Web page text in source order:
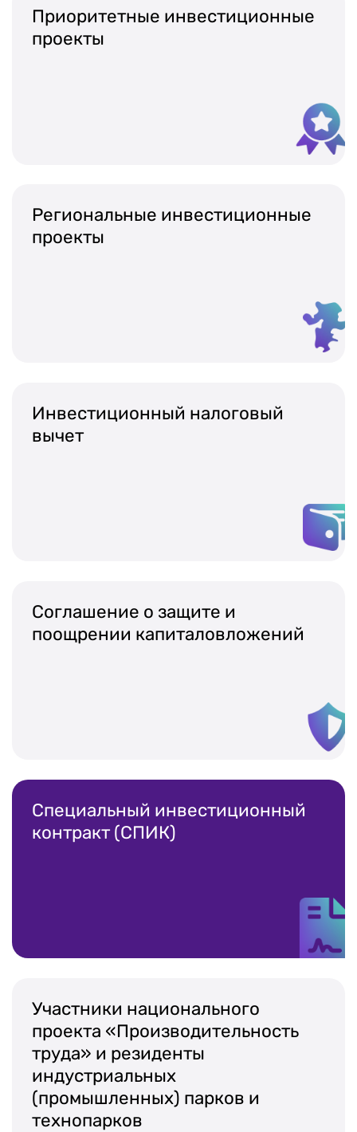
Контакты и обратная связь
Приоритетные инвестиционные
проекты
Региональные инвестиционные
проекты
Инвестиционный налоговый
вычет
Соглашение о защите и
поощрении капиталовложений
Специальный инвестиционный
контракт (СПИК)
Участники национального
проекта «Производительность
труда» и резиденты
индустриальных
(промышленных) парков и
технопарков